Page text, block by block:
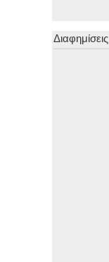
Διαφημίσεις